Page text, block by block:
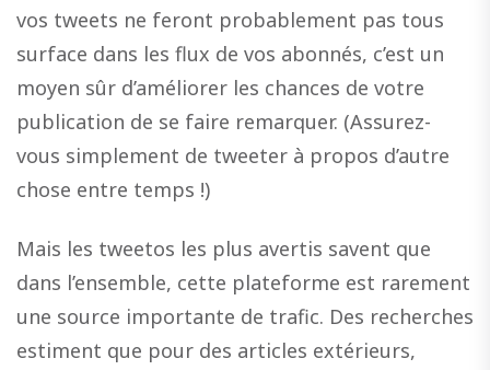
vos tweets ne feront probablement pas tous
surface dans les flux de vos abonnés, c’est un
moyen sûr d’améliorer les chances de votre
publication de se faire remarquer. (Assurez-
vous simplement de tweeter à propos d’autre
chose entre temps !)
Mais les tweetos les plus avertis savent que
dans l’ensemble, cette plateforme est rarement
une source importante de trafic. Des recherches
estiment que pour des articles extérieurs,